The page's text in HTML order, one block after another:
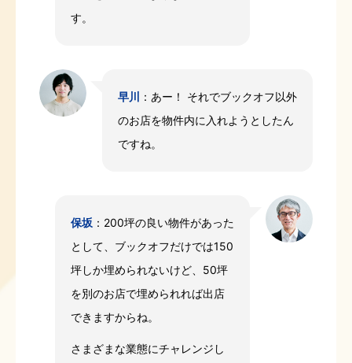
す。
早川
：あー！ それでブックオフ以外
のお店を物件内に入れようとしたん
ですね。
保坂 ：200坪の良い物件があった
として、ブックオフだけでは150
坪しか埋められないけど、50坪
を別のお店で埋められれば出店
できますからね。
さまざまな業態にチャレンジし